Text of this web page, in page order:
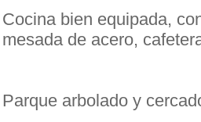
Cocina bien equipada,
mesada de acero,
Parque arbolado y